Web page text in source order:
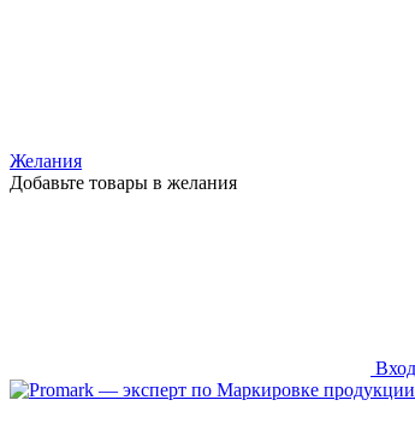
Желания
Добавьте товары в желания
Вход